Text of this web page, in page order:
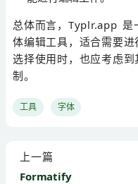
总体而言，Typlr.app 是
体编辑工具，适合需要
选择使用时，也应考虑
制。
工具 字体
上一篇
Formatify